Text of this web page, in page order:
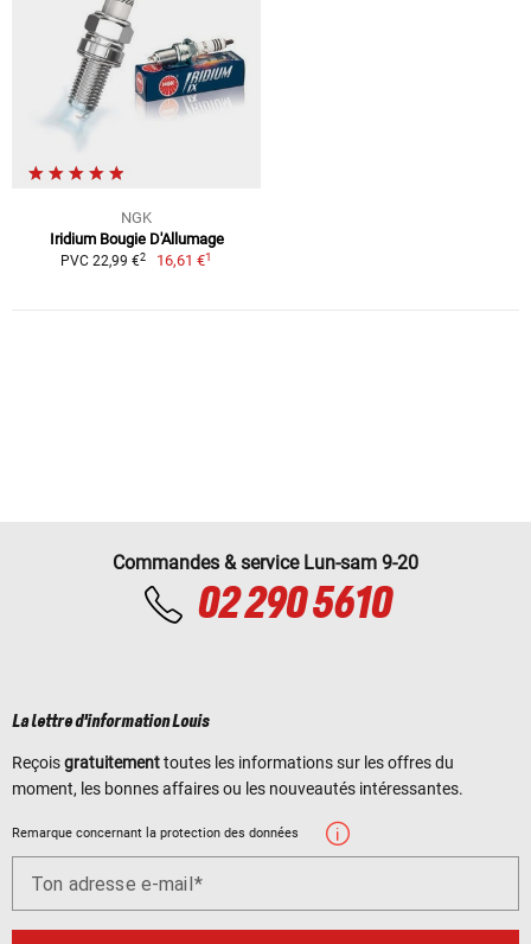
NGK
Iridium Bougie D'Allumage
PVC 22,99 €2 16,61 €1
Commandes & service Lun-sam 9-20
02 290 5610
La lettre d'information Louis
Reçoisgratuitementtoutes les informations sur les offres du
moment, les bonnes affaires ou les nouveautés intéressantes.
Remarque concernant la protection des données
Ton adresse e-mail